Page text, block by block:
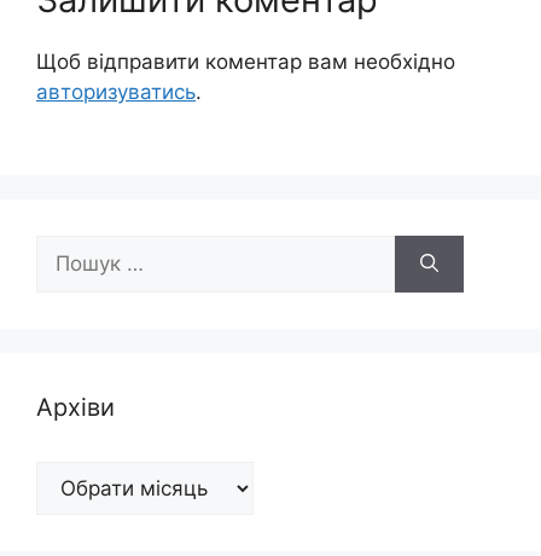
Щоб відправити коментар вам необхідно
авторизуватись.
Архіви
Архіви